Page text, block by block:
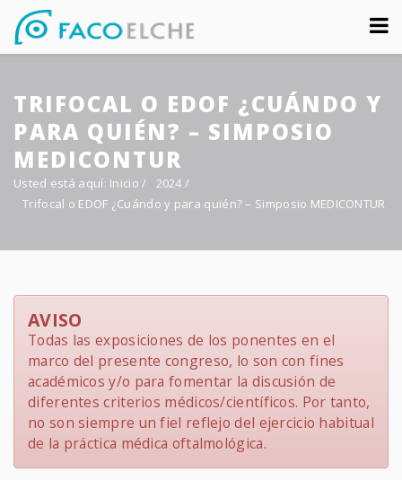
Sobre nosotros
Congreso
Multimedia
Foro FacoElche
TRIFOCAL O EDOF ¿CUÁNDO Y
PARA QUIÉN? – SIMPOSIO
MEDICONTUR
Usted está aquí: Inicio / 2024/
Trifocal o EDOF ¿Cuándo y para quién? – Simposio MEDICONTUR
AVISO
Todas las exposiciones de los ponentes en el
marco del presente congreso, lo son con fines
académicos y/o para fomentar la discusión de
diferentes criterios médicos/científicos. Por tanto,
no son siempre un fiel reflejo del ejercicio habitual
de la práctica médica oftalmológica.